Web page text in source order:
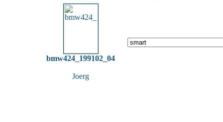
bmw424_199102_04
Joerg